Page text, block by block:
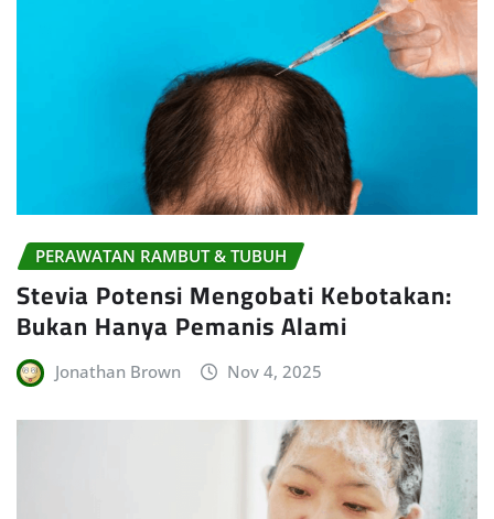
PERAWATAN RAMBUT & TUBUH
Stevia Potensi Mengobati Kebotakan:
Bukan Hanya Pemanis Alami
Jonathan Brown Nov 4, 2025